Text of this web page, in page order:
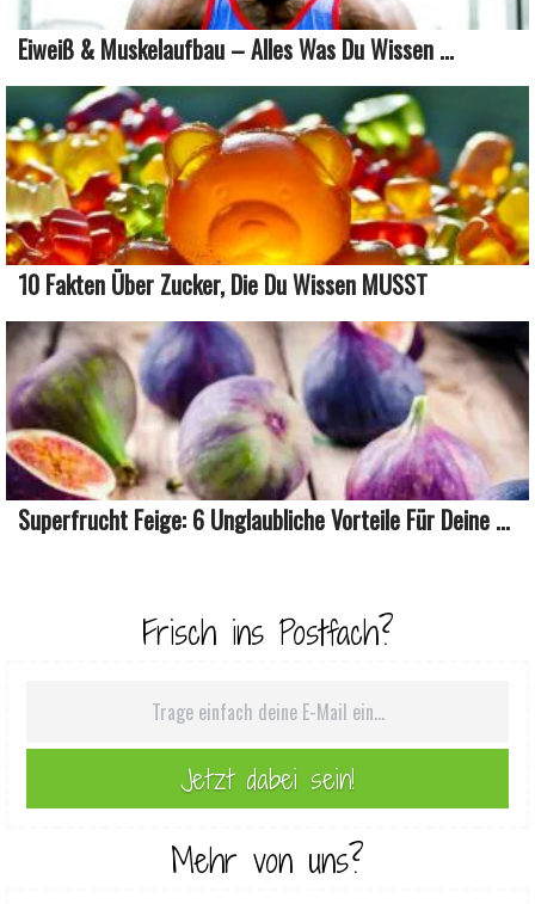
Eiweiß & Muskelaufbau – Alles Was Du Wissen ...
10 Fakten Über Zucker, Die Du Wissen MUSST
Superfrucht Feige: 6 Unglaubliche Vorteile Für Deine ...
Frisch ins Postfach?
Mehr von uns?